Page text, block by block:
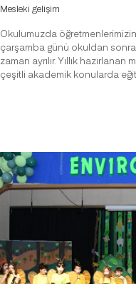
Mesleki gelişim
Okulumuzda
çarşamba günü okuldan
zaman ayrılır. Yıllık
çeşitli akademik konularda